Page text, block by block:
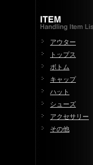
アウター
トップス
ボトム
キャップ
ハット
シューズ
アクセサリー
その他